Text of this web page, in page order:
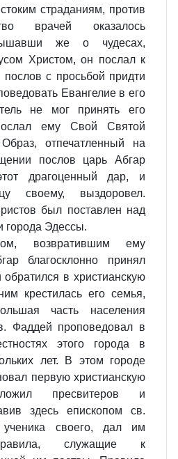
страданиям, против
врачей оказалось
же о чудесах,
Христом, он послал к
с просьбой придти
Евангелие в его
не мог принять его
ему Свой Святой
отпечатленный на
послов царь Абгар
драгоценный дар, и
своему, выздоровел.
был поставлен над
города Эдессы.
возвратившим ему
благосклонно принял
в христианскую
крестилась его семья,
часть населения
Фаддей проповедовал в
этого города в
лет. В этом городе
первую христианскую
пресвитеров и
здесь епископом св.
своего, дал им
служащие к